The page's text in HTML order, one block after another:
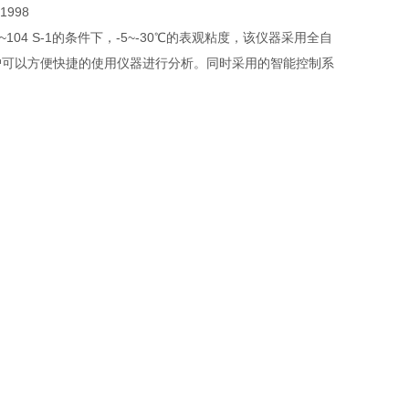
S-1的条件下，-5~-30℃的表观粘度，该仪器采用全自
以方便快捷的使用仪器进行分析。同时采用的智能控制系